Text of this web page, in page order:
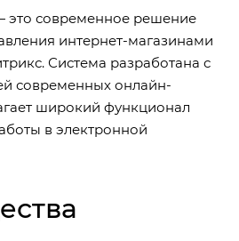
это современное решение
интернет-магазинами
Система разработана с
современных онлайн-
широкий функционал
в электронной